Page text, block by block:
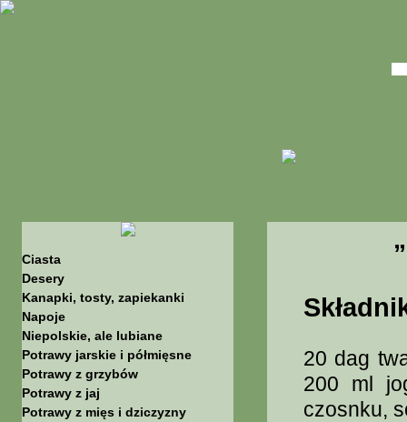
Ciasta
Desery
Kanapki, tosty, zapiekanki
Napoje
Niepolskie, ale lubiane
Potrawy jarskie i półmięsne
Potrawy z grzybów
Potrawy z jaj
Potrawy z mięs i dziczyzny
20 dag
200 ml
czosnku,